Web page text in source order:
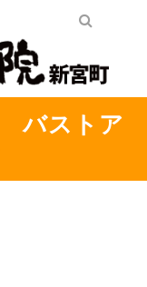
バストア